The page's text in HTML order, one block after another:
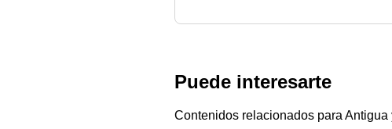
Puede interesarte
Contenidos relacionados para Antigua